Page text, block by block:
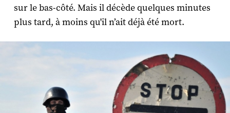
sur le bas-côté. Mais il décède quelques minutes
plus tard, à moins qu'il n’ait déjà été mort.